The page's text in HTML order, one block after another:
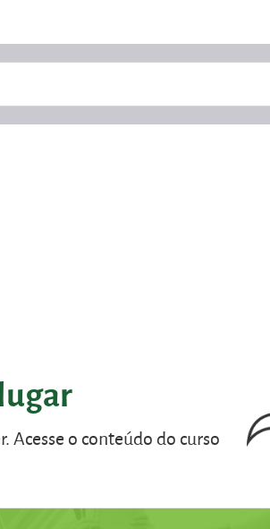
Acesse o conteúdo do curso